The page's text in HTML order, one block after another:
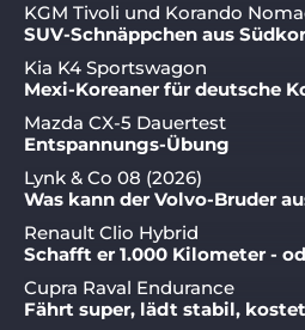
KGM Tivoli und Korando
SUV-Schnäppchen aus
Kia K4 Sportswagon
Mexi-Koreaner für deutsche
Mazda CX-5 Dauertest
Entspannungs-Übung
Lynk & Co 08 (2026)
Was kann der Volvo-Bruder
Renault Clio Hybrid
Schafft er 1.000 Kilometer -
Cupra Raval Endurance
Fährt super, lädt stabil,